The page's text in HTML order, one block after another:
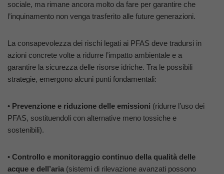
sociale, ma rimane ancora molto da fare per garantire che
l’inquinamento non venga trasferito alle future generazioni.
La consapevolezza dei rischi legati ai PFAS deve tradursi in
azioni concrete volte a ridurre l’impatto ambientale e a
garantire la sicurezza delle risorse idriche. Tra le possibili
strategie, emergono alcuni punti fondamentali:
• Prevenzione e riduzione delle emissioni (ridurre l’uso dei
PFAS, sostituendoli con alternative meno tossiche e
sostenibili).
• Controllo e monitoraggio continuo della qualità delle
acque e dell’aria (sistemi di rilevazione avanzati possono